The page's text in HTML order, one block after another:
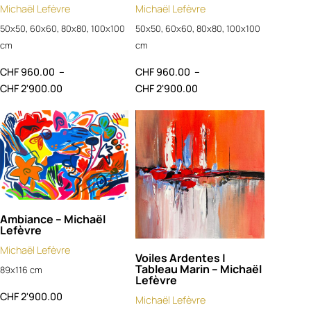
Michaël Lefèvre
50x50, 60x60, 80x80, 100x100
cm
CHF 960.00 –
CHF2'900.00
Michaël Lefèvre
50x50, 60x60, 80x80, 100x100
cm
CHF 960.00 –
CHF2'900.00
Ambiance – Michaël
Lefèvre
Michaël Lefèvre
89x116 cm
CHF2'900.00
Voiles Ardentes |
Tableau Marin – Michaël
Lefèvre
Michaël Lefèvre